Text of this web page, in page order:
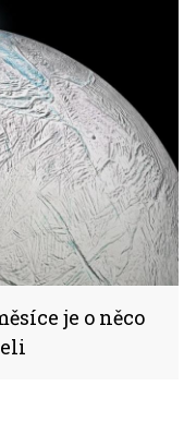
je o něco